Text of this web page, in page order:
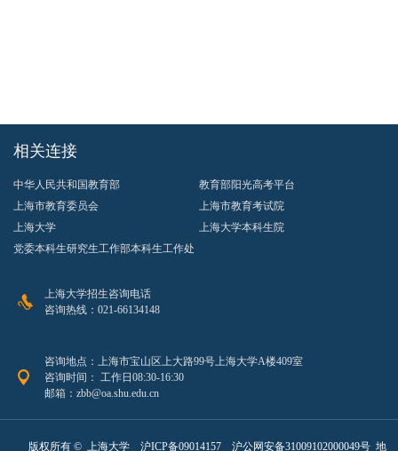
相关连接
中华人民共和国教育部
教育部阳光高考平台
上海市教育委员会
上海市教育考试院
上海大学
上海大学本科生院
党委本科生研究生工作部本科生工作处
上海大学招生咨询电话
咨询热线：021-66134148
咨询地点：上海市宝山区上大路99号上海大学A楼409室
咨询时间： 工作日08:30-16:30
邮箱：zbb@oa.shu.edu.cn
版权所有 ©上海大学 沪ICP备09014157 沪公网安备31009102000049号地